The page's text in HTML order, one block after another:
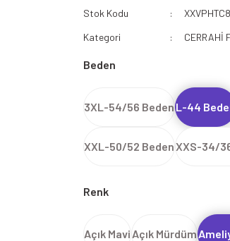
Stok Kodu
Kategori
CERRAHİ
Beden
3XL-54/56 Beden L-44
XXL-50/52 BedenXXS-34/
Renk
Açık Mavi Açık Mürdüm